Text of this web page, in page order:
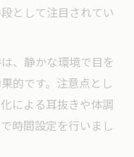
として注目されてい
、静かな環境で目を
的です。注意点とし
による耳抜きや体調
時間設定を行いまし